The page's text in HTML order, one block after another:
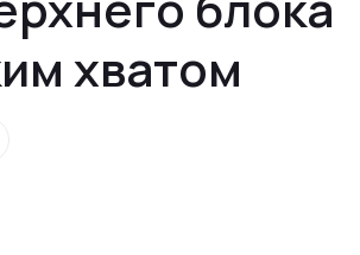
хватом